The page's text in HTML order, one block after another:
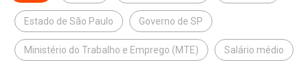
Estado de São Paulo Governo de SP
Ministério do Trabalho e Emprego (MTE) Salário médio